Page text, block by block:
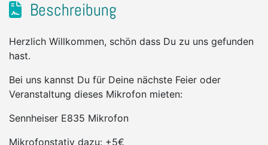
Beschreibung
Herzlich Willkommen, schön dass Du zu uns gefunden
hast.
Bei uns kannst Du für Deine nächste Feier oder
Veranstaltung dieses Mikrofon mieten:
Sennheiser E835 Mikrofon
Mikrofonstativ dazu: +5€